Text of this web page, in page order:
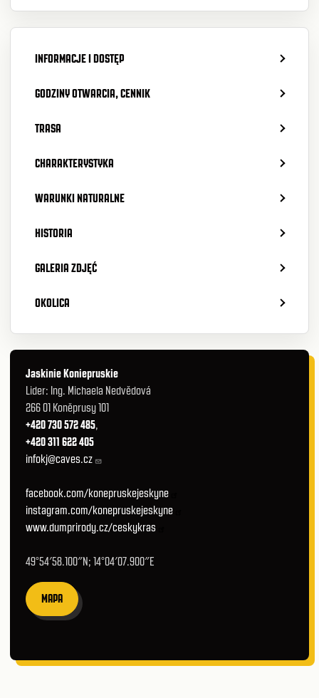
INFORMACJE I DOSTĘP
GODZINY OTWARCIA, CENNIK
TRASA
CHARAKTERYSTYKA
WARUNKI NATURALNE
HISTORIA
GALERIA ZDJĘĆ
OKOLICA
Jaskinie Koniepruskie
Lider: Ing. Michaela Nedvědová
266 01 Koněprusy 101
+420 730 572 485,
+420 311 622 405
infokj@caves.cz
facebook.com/konepruskejeskyne
instagram.com/konepruskejeskyne
www.dumprirody.cz/ceskykras
49°54′58.100″N; 14°04′07.900″E
MAPA